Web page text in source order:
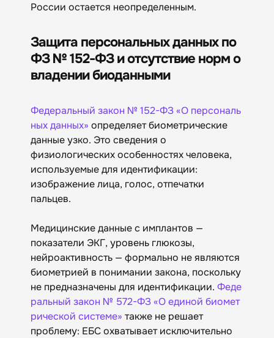
России остается неопределенным.
Защита персональных данных по
ФЗ № 152-ФЗ и отсутствие норм о
владении биоданными
Федеральный закон № 152-ФЗ «О персональ
ных данных» определяет биометрические
данные узко. Это сведения о
физиологических особенностях человека,
используемые для идентификации:
изображение лица, голос, отпечатки
пальцев.
Медицинские данные с имплантов —
показатели ЭКГ, уровень глюкозы,
нейроактивность — формально не являются
биометрией в понимании закона, поскольку
не предназначены для идентификации. Феде
ральный закон № 572-ФЗ «О единой биомет
рической системе» также не решает
проблему: ЕБС охватывает исключительно